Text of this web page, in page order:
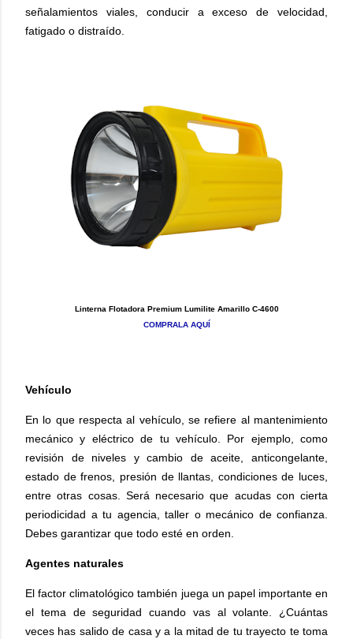
señalamientos viales, conducir a exceso de velocidad,
fatigado o distraído.
Linterna Flotadora Premium Lumilite Amarillo C-4600
COMPRALA AQUÍ
Vehículo
En lo que respecta al vehículo, se refiere al mantenimiento
mecánico y eléctrico de tu vehículo. Por ejemplo, como
revisión de niveles y cambio de aceite, anticongelante,
estado de frenos, presión de llantas, condiciones de luces,
entre otras cosas. Será necesario que acudas con cierta
periodicidad a tu agencia, taller o mecánico de confianza.
Debes garantizar que todo esté en orden.
Agentes naturales
El factor climatológico también juega un papel importante en
el tema de seguridad cuando vas al volante. ¿Cuántas
veces has salido de casa y a la mitad de tu trayecto te toma